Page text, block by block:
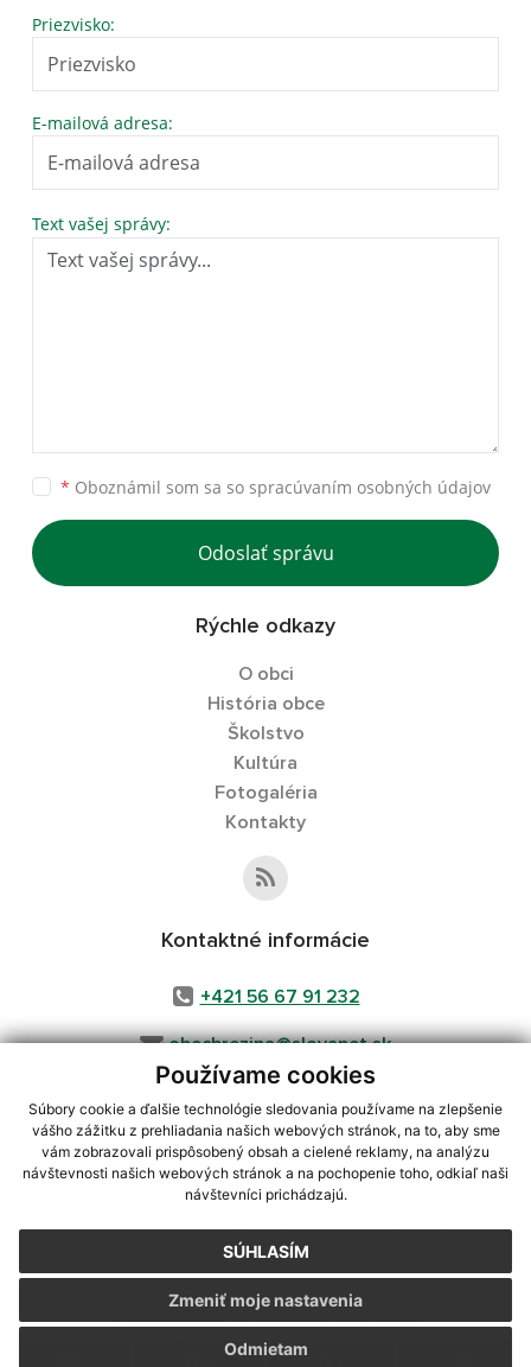
Používame cookies
Súbory cookie a ďalšie technológie sledovania používame na zlepšenie
vášho zážitku z prehliadania našich webových stránok, na to, aby sme
vám zobrazovali prispôsobený obsah a cielené reklamy, na analýzu
návštevnosti našich webových stránok a na pochopenie toho, odkiaľ naši
návštevníci prichádzajú.
SÚHLASÍM
Odmietam
Zmeniť moje nastavenia
Priezvisko:
E-mailová adresa:
Text vašej správy:
* Oboznámil som sa so spracúvaním osobných údajov
Odoslať správu
Rýchle odkazy
O obci
História obce
Školstvo
Kultúra
Fotogaléria
Kontakty
Kontaktné informácie
+421 56 67 91 232
obecbrezina@slovanet.sk
využite možnosť získavania aktuálnych informácií s využitím RSS
CMS systém (redakčný) systém ECHELON 2,Mapa stránok,web portál
webex.digital, s.r.o.,domény,registrácia domény
Posledná aktualizácia:31.07.2026
Vytlačiť stránku|Vyhlásenie o prístupnosti